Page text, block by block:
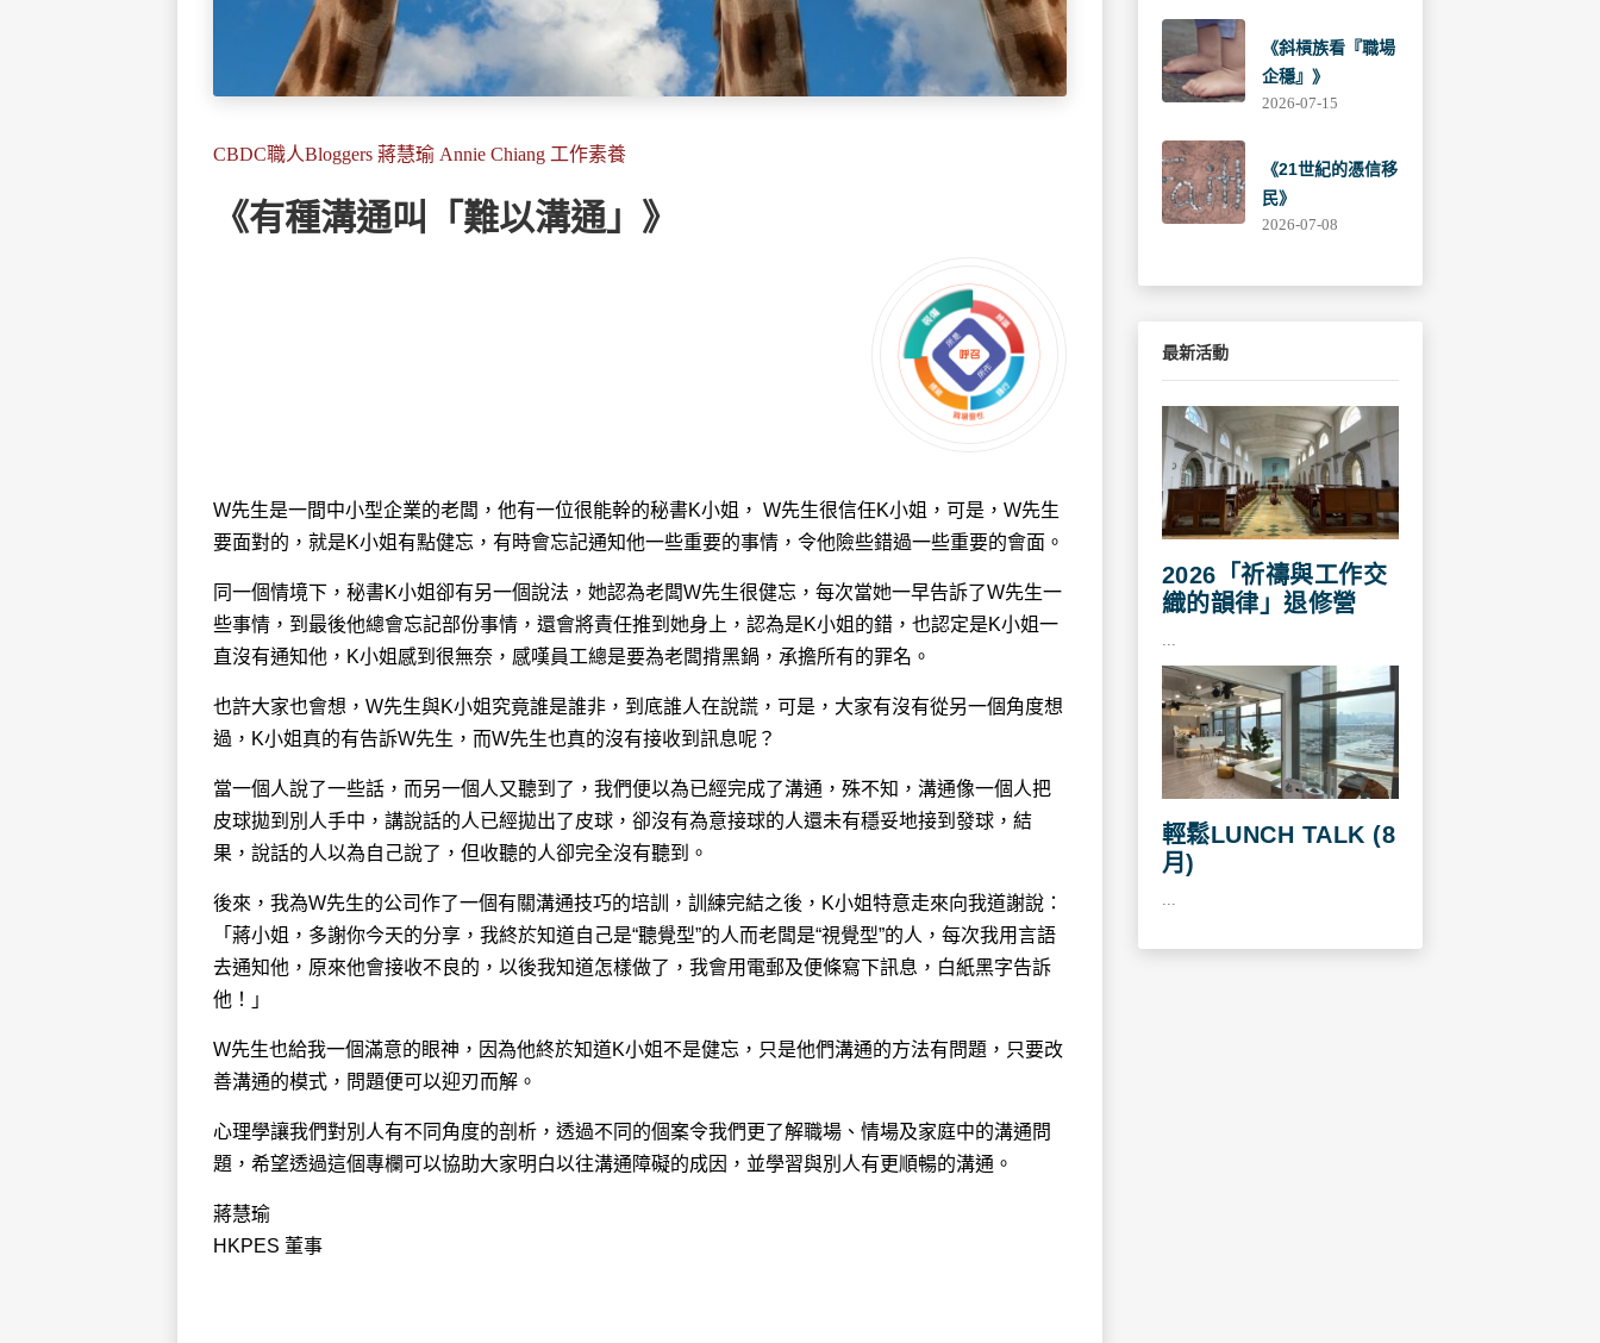
CBDC職人Bloggers 蔣慧瑜 Annie Chiang 工作素養
《有種溝通叫「難以溝通」》
W先生是一間中小型企業的老闆，他有一位很能幹的秘書K小姐， W先生很信任K小姐，可是，W先生
要面對的，就是K小姐有點健忘，有時會忘記通知他一些重要的事情，令他險些錯過一些重要的會面。
同一個情境下，秘書K小姐卻有另一個說法，她認為老闆W先生很健忘，每次當她一早告訴了W先生一
些事情，到最後他總會忘記部份事情，還會將責任推到她身上，認為是K小姐的錯，也認定是K小姐一
直沒有通知他，K小姐感到很無奈，感嘆員工總是要為老闆揹黑鍋，承擔所有的罪名。
也許大家也會想，W先生與K小姐究竟誰是誰非，到底誰人在說謊，可是，大家有沒有從另一個角度想
過，K小姐真的有告訴W先生，而W先生也真的沒有接收到訊息呢？
當一個人說了一些話，而另一個人又聽到了，我們便以為已經完成了溝通，殊不知，溝通像一個人把
皮球拋到別人手中，講說話的人已經拋出了皮球，卻沒有為意接球的人還未有穩妥地接到發球，結
果，說話的人以為自己說了，但收聽的人卻完全沒有聽到。
後來，我為W先生的公司作了一個有關溝通技巧的培訓，訓練完結之後，K小姐特意走來向我道謝說：
「蔣小姐，多謝你今天的分享，我終於知道自己是“聽覺型”的人而老闆是“視覺型”的人，每次我用言語
去通知他，原來他會接收不良的，以後我知道怎樣做了，我會用電郵及便條寫下訊息，白紙黑字告訴
他！」
W先生也給我一個滿意的眼神，因為他終於知道K小姐不是健忘，只是他們溝通的方法有問題，只要改
善溝通的模式，問題便可以迎刃而解。
心理學讓我們對別人有不同角度的剖析，透過不同的個案令我們更了解職場、情場及家庭中的溝通問
題，希望透過這個專欄可以協助大家明白以往溝通障礙的成因，並學習與別人有更順暢的溝通。
蔣慧瑜
HKPES 董事
《斜槓族看『職場
企穩』》
2026-07-15
《21世紀的憑信移
民》
2026-07-08
最新活動
2026「祈禱與工作交
織的韻律」退修營
輕鬆LUNCH TALK (8
月)